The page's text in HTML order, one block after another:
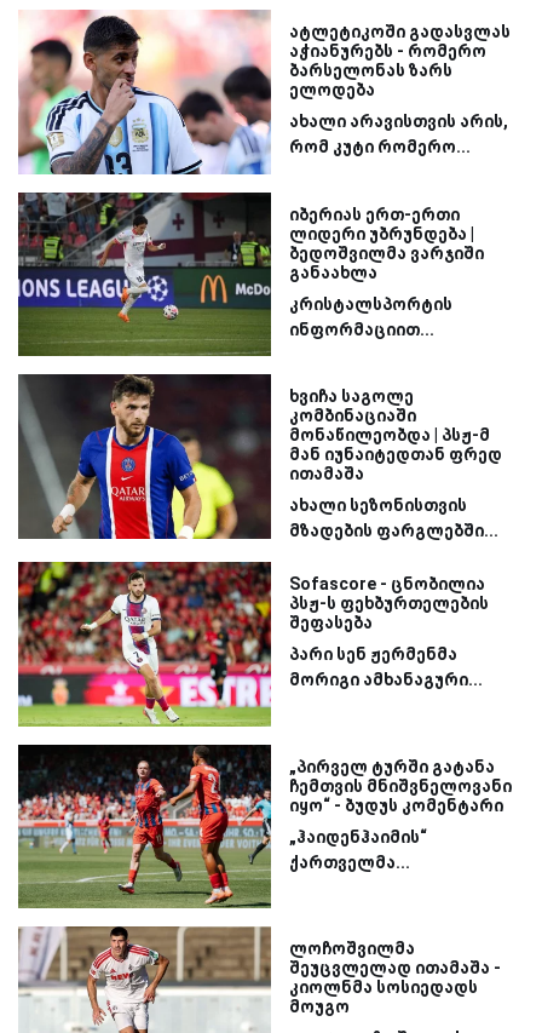
ატლეტიკოში გადასვლას
აჭიანურებს - რომერო
ბარსელონას ზარს
ელოდება
ახალი არავისთვის არის,
რომ კუტი რომერო...
იბერიას ერთ-ერთი
ლიდერი უბრუნდება |
ბედოშვილმა ვარჯიში
განაახლა
კრისტალსპორტის
ინფორმაციით...
ხვიჩა საგოლე
კომბინაციაში
მონაწილეობდა | პსჟ-მ
მან იუნაიტედთან ფრედ
ითამაშა
ახალი სეზონისთვის
მზადების ფარგლებში...
Sofascore - ცნობილია
პსჟ-ს ფეხბურთელების
შეფასება
პარი სენ ჟერმენმა
მორიგი ამხანაგური...
„პირველ ტურში გატანა
ჩემთვის მნიშვნელოვანი
იყო“ - ბუდუს კომენტარი
„ჰაიდენჰაიმის“
ქართველმა...
ლოჩოშვილმა
შეუცვლელად ითამაშა -
კიოლნმა სოსიედადს
მოუგო